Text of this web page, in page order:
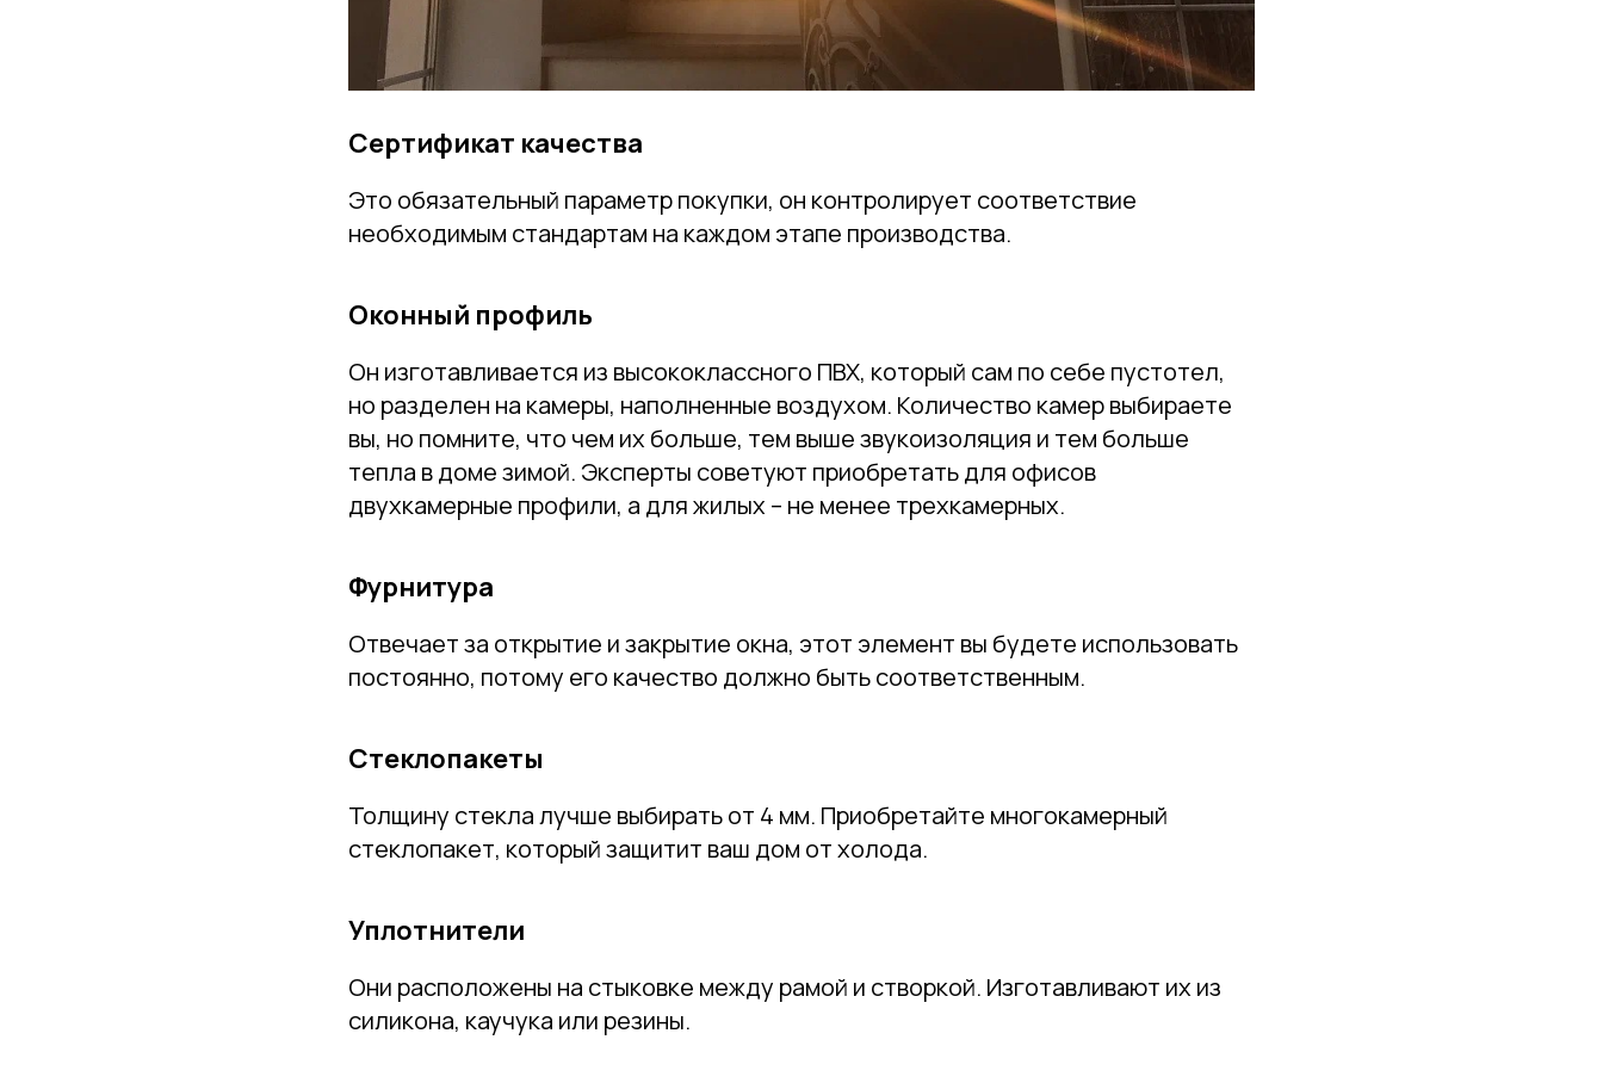
Сертификат качества
Это обязательный параметр покупки, он контролирует соответствие
необходимым стандартам на каждом этапе производства.
Оконный профиль
Он изготавливается из высококлассного ПВХ, который сам по себе пустотел,
но разделен на камеры, наполненные воздухом. Количество камер выбираете
вы, но помните, что чем их больше, тем выше звукоизоляция и тем больше
тепла в доме зимой. Эксперты советуют приобретать для офисов
двухкамерные профили, а для жилых – не менее трехкамерных.
Фурнитура
Отвечает за открытие и закрытие окна, этот элемент вы будете использовать
постоянно, потому его качество должно быть соответственным.
Стеклопакеты
Толщину стекла лучше выбирать от 4 мм. Приобретайте многокамерный
стеклопакет, который защитит ваш дом от холода.
Уплотнители
Они расположены на стыковке между рамой и створкой. Изготавливают их из
силикона, каучука или резины.